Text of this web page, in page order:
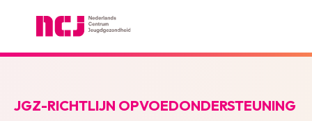
JGZ-RICHTLIJN OPVOEDONDERSTEUNING